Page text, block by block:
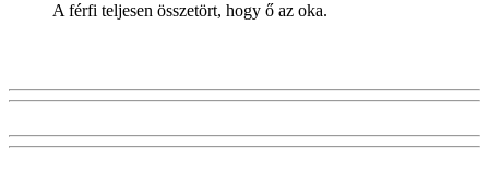
A férfi teljesen összetört, hogy ő az oka.